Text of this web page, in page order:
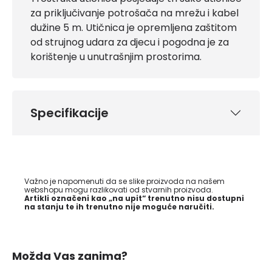
za priključivanje potrošača na mrežu i kabel
dužine 5 m. Utičnica je opremljena zaštitom
od strujnog udara za djecu i pogodna je za
korištenje u unutrašnjim prostorima.
Specifikacije
Važno je napomenuti da se slike proizvoda na našem
webshopu mogu razlikovati od stvarnih proizvoda.
Artikli označeni kao „na upit“ trenutno nisu dostupni
na stanju te ih trenutno nije moguće naručiti.
Možda Vas zanima?